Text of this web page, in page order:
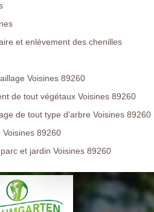
et enlèvement des chenilles
Voisines 89260
de tout végétaux Voisines 89260
de tout type d'arbre Voisines 89260
89260
et jardin Voisines 89260